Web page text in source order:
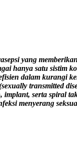
yang
hanya satu sistim
dalam kurangi
transmitted
implant, serta spiral
menyerang